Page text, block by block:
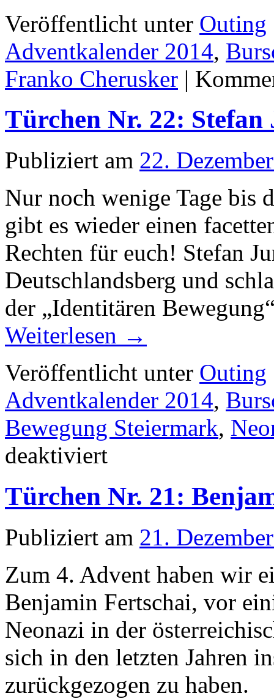
Veröffentlicht unter Outing
Adventkalender 2014,
Franko Cherusker |
Türchen Nr. 22:
Publiziert am 22.
Nur noch wenige Tage bis
gibt es wieder einen
Rechten für euch! Stefan
Deutschlandsberg und
der „Identitären
Weiterlesen →
Veröffentlicht unter Outing
Adventkalender 2014,
Bewegung Steiermark,
deaktiviert
Stefan
Juritz
Türchen Nr. 21:
Publiziert am 21.
Zum 4. Advent haben wir
Benjamin Fertschai, vor
Neonazi in der
sich in den letzten Jahren
zurückgezogen zu haben.